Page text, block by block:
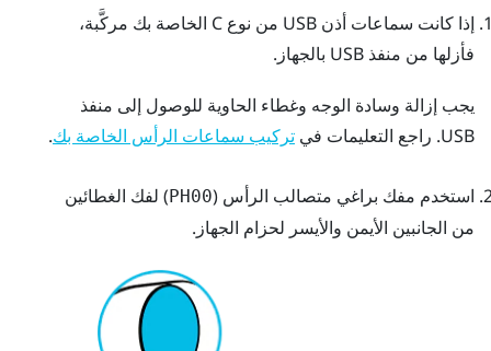
إذا كانت سماعات أذن USB من نوع C
الخاصة بك مركَّبة،
فأزلها من منفذ USB بالجهاز.
يجب إزالة وسادة الوجه وغطاء الحاوية للوصول إلى منفذ
USB. راجع التعليمات في
تركيب سماعات الرأس الخاصة بك.
استخدم مفك براغي متصالب الرأس (PH00) لفك الغطائين
من الجانبين الأيمن والأيسر لحزام الجهاز.